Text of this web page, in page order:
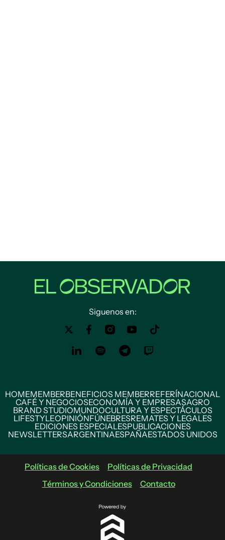
Siguenos en:
HOMEMEMBERBENEFICIOS MEMBERREFERÍNACIONAL
CAFÉ Y NEGOCIOSECONOMÍA Y EMPRESASAGRO
BRAND STUDIOMUNDOCULTURA Y ESPECTÁCULOS
LIFESTYLEOPINIÓNFÚNEBRESREMATES Y LEGALES
EDICIONES ESPECIALESPUBLICACIONES
NEWSLETTERSARGENTINAESPAÑAESTADOS UNIDOS
Políticas de Cookies
Políticas de Privacidad
Términos y Condiciones
Contacto